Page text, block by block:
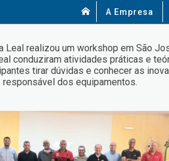
A Empresa
Leal realizou um workshop em São
conduziram atividades práticas e
tirar dúvidas e conhecer as
responsável dos equipamentos.